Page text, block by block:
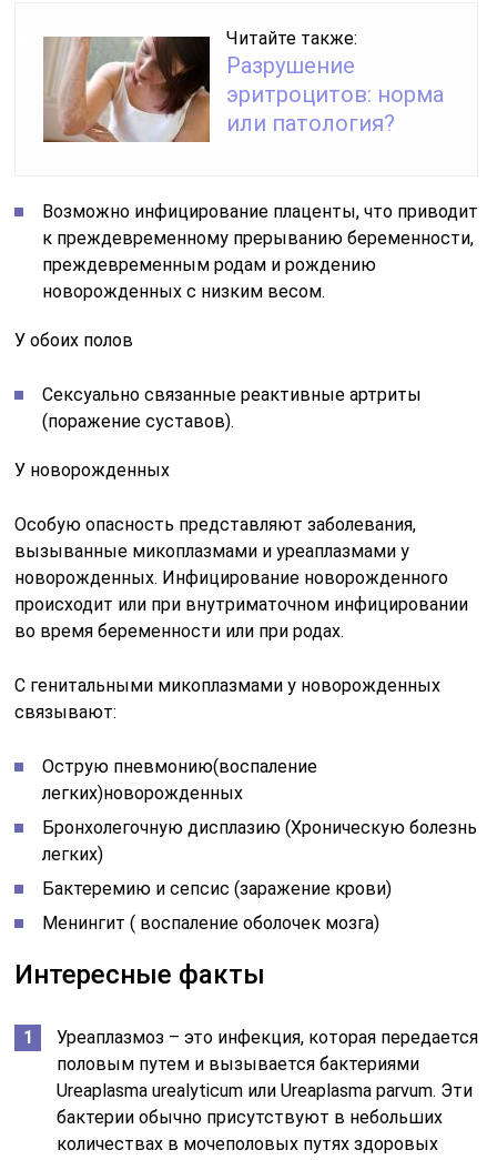
Читайте также:
Разрушение
эритроцитов: норма
или патология?
Возможно инфицирование плаценты, что приводит
к преждевременному прерыванию беременности,
преждевременным родам и рождению
новорожденных с низким весом.
У обоих полов
Сексуально связанные реактивные артриты
(поражение суставов).
У новорожденных
Особую опасность представляют заболевания,
вызыванные микоплазмами и уреаплазмами у
новорожденных. Инфицирование новорожденного
происходит или при внутриматочном инфицировании
во время беременности или при родах.
С генитальными микоплазмами у новорожденных
связывают:
Острую пневмонию(воспаление
легких)новорожденных
Бронхолегочную дисплазию (Хроническую болезнь
легких)
Бактеремию и сепсис (заражение крови)
Менингит ( воспаление оболочек мозга)
Интересные факты
Уреаплазмоз – это инфекция, которая передается
половым путем и вызывается бактериями
Ureaplasma urealyticum или Ureaplasma parvum. Эти
бактерии обычно присутствуют в небольших
количествах в мочеполовых путях здоровых